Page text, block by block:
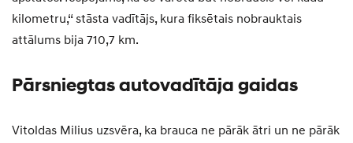
kilometru,“ stāsta vadītājs, kura fiksētais nobrauktais
attālums bija 710,7 km.
Pārsniegtas autovadītāja gaidas
Vitoldas Milius uzsvēra, ka brauca ne pārāk ātri un ne pārāk